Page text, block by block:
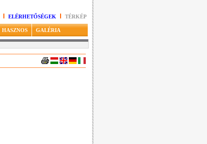
ELÉRHETŐSÉGEK TÉRKÉP
HASZNOS GALÉRIA